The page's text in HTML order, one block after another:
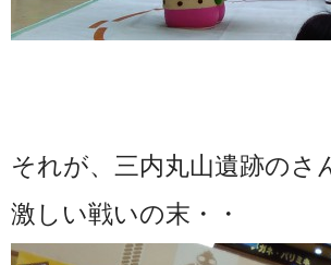
それが、三内丸山遺跡のさ
激しい戦いの末・・